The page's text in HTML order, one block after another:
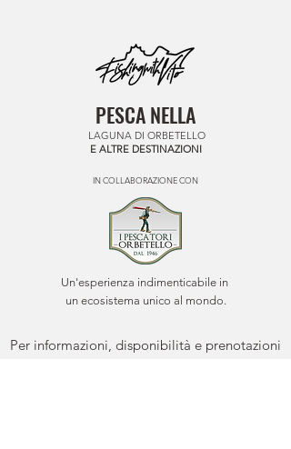
PESCA NELLA
LAGUNA DI ORBETELLO
E ALTRE DESTINAZIONI
IN COLLABORAZIONE CON
Un'esperienza indimenticabile in
un ecosistema unico al mondo.
Per informazioni, disponibilità e prenotazioni